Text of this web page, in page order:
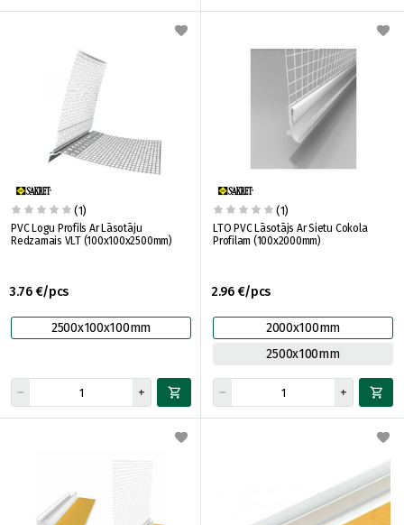
(1)
PVC Logu Profils Ar Lāsotāju
Redzamais VLT (100x100x2500mm)
3.76 €/pcs
2500x100x100mm
(1)
LTO PVC Lāsotājs Ar Sietu Cokola
Profilam (100x2000mm)
2.96 €/pcs
2000x100mm
2500x100mm